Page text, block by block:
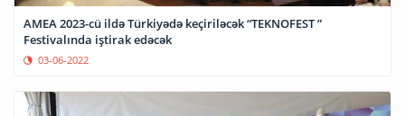
AMEA 2023-cü ildə Türkiyədə keçiriləcək “TEKNOFEST ”
Festivalında iştirak edəcək
03-06-2022